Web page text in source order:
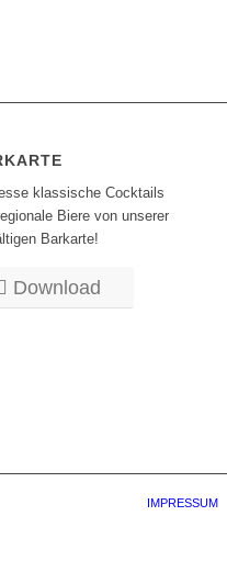
klassische Cocktails
Biere von unserer
Barkarte!
Download
IMPRESSUM